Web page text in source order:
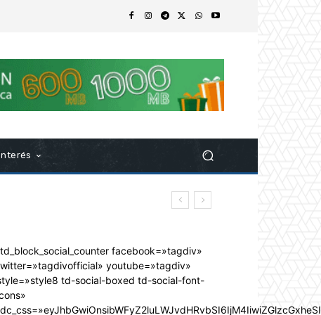
facebook=»tagdiv»
youtube=»tagdiv»
td-social-boxed td-social-font-